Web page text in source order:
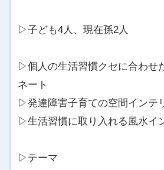
▷子ども4人、現在孫2人
▷個人の生活習慣クセに合わせ
ネート
▷発達障害子育ての空間インテ
▷生活習慣に取り入れる風水イ
▷テーマ